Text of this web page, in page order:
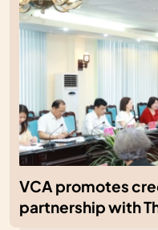
VCA promotes
partnership with